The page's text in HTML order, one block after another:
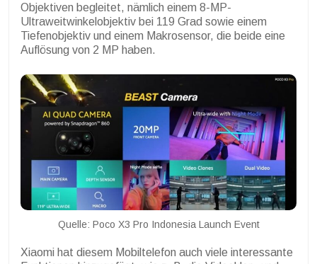
Objektiven begleitet, nämlich einem 8-MP-
Ultraweitwinkelobjektiv bei 119 Grad sowie einem
Tiefenobjektiv und einem Makrosensor, die beide eine
Auflösung von 2 MP haben.
Quelle: Poco X3 Pro Indonesia Launch Event
Xiaomi hat diesem Mobiltelefon auch viele interessante